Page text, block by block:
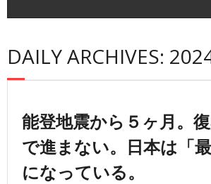
- 牧太郎の大きな声では言えないが…
- 首相官邸
- 自民党
- 民主党
DAILY ARCHIVES:
能登地震から５ヶ月。
で進まない。日本は「最
になっている。